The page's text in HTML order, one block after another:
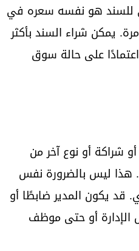
للسند هو نفسه سعره في
يمكن شراء السند بأكثر
على حالة سوق
شراكة أو نوع آخر من
هذا ليس بالضرورة نفس
قد يكون المدير ضابطًا أو
أو حتى موظف